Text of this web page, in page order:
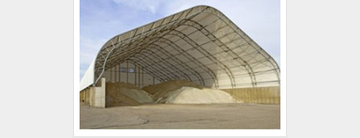
térmico com ótima qualidade e proteção.Com a
organização é possível tirar as suas dúvidas sobre
os serviços do ramo, além de contar com os
melhores profissionais e instalações. Assim,
conquistando a confiança e a satisfação dos
clientes, que são os maiores objetivos da marca. A
Coberzip é uma empresa que tem sido preferência